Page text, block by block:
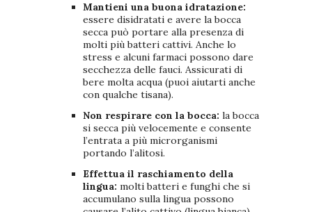
Mantieni una buona idratazione:
essere disidratati e avere la bocca
secca può portare alla presenza di
molti più batteri cattivi. Anche lo
stress e alcuni farmaci possono dare
secchezza delle fauci. Assicurati di
bere molta acqua (puoi aiutarti anche
con qualche tisana).
Non respirare con la bocca: la bocca
si secca più velocemente e consente
l’entrata a più microrganismi
portando l’alitosi.
Effettua il raschiamento della
lingua: molti batteri e funghi che si
accumulano sulla lingua possono